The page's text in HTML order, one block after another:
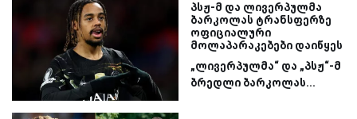
პსჟ-მ და ლივერპულმა
ბარკოლას ტრანსფერზე
ოფიციალური
მოლაპარაკებები დაიწყეს
„ლივერპულმა“ და „პსჟ“-მ
ბრედლი ბარკოლას...